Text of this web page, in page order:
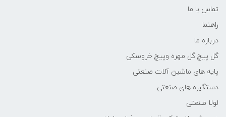
تماس با ما
راهنما
درباره ما
گل پیچ گل مهره وپیچ خروسکی
پایه های ماشین آلات صنعتی
دستگیره های صنعتی
لولا صنعتی